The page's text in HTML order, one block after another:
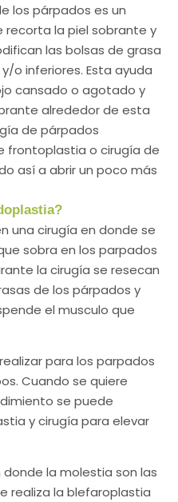
los párpados es un
la piel sobrante y
las bolsas de grasa
o inferiores. Esta ayuda
cansado o agotado y
alrededor de esta
de párpados
frontoplastia o cirugía de
así a abrir un poco más
una cirugía en donde se
sobra en los parpados
la cirugía se resecan
de los párpados y
el musculo que
para los parpados
Cuando se quiere
se puede
y cirugía para elevar
la molestia son las
realiza la blefaroplastia